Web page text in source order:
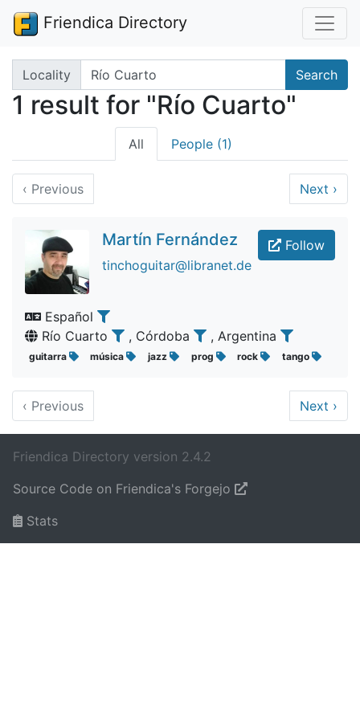
Friendica Directory
Search terms
Locality Search
1 result for "Río Cuarto"
All People (1)
‹ Previous Next ›
Follow
Martín Fernández
tinchoguitar@libranet.de
Español
Río Cuarto
, Córdoba , Argentina
guitarra música jazz prog rock tango
‹ Previous Next ›
Friendica Directory version 2.4.2
Source Code on Friendica's Forgejo
Stats